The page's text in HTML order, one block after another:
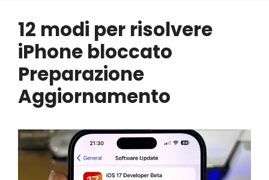
12 modi per risolvere
iPhone bloccato
Preparazione
Aggiornamento